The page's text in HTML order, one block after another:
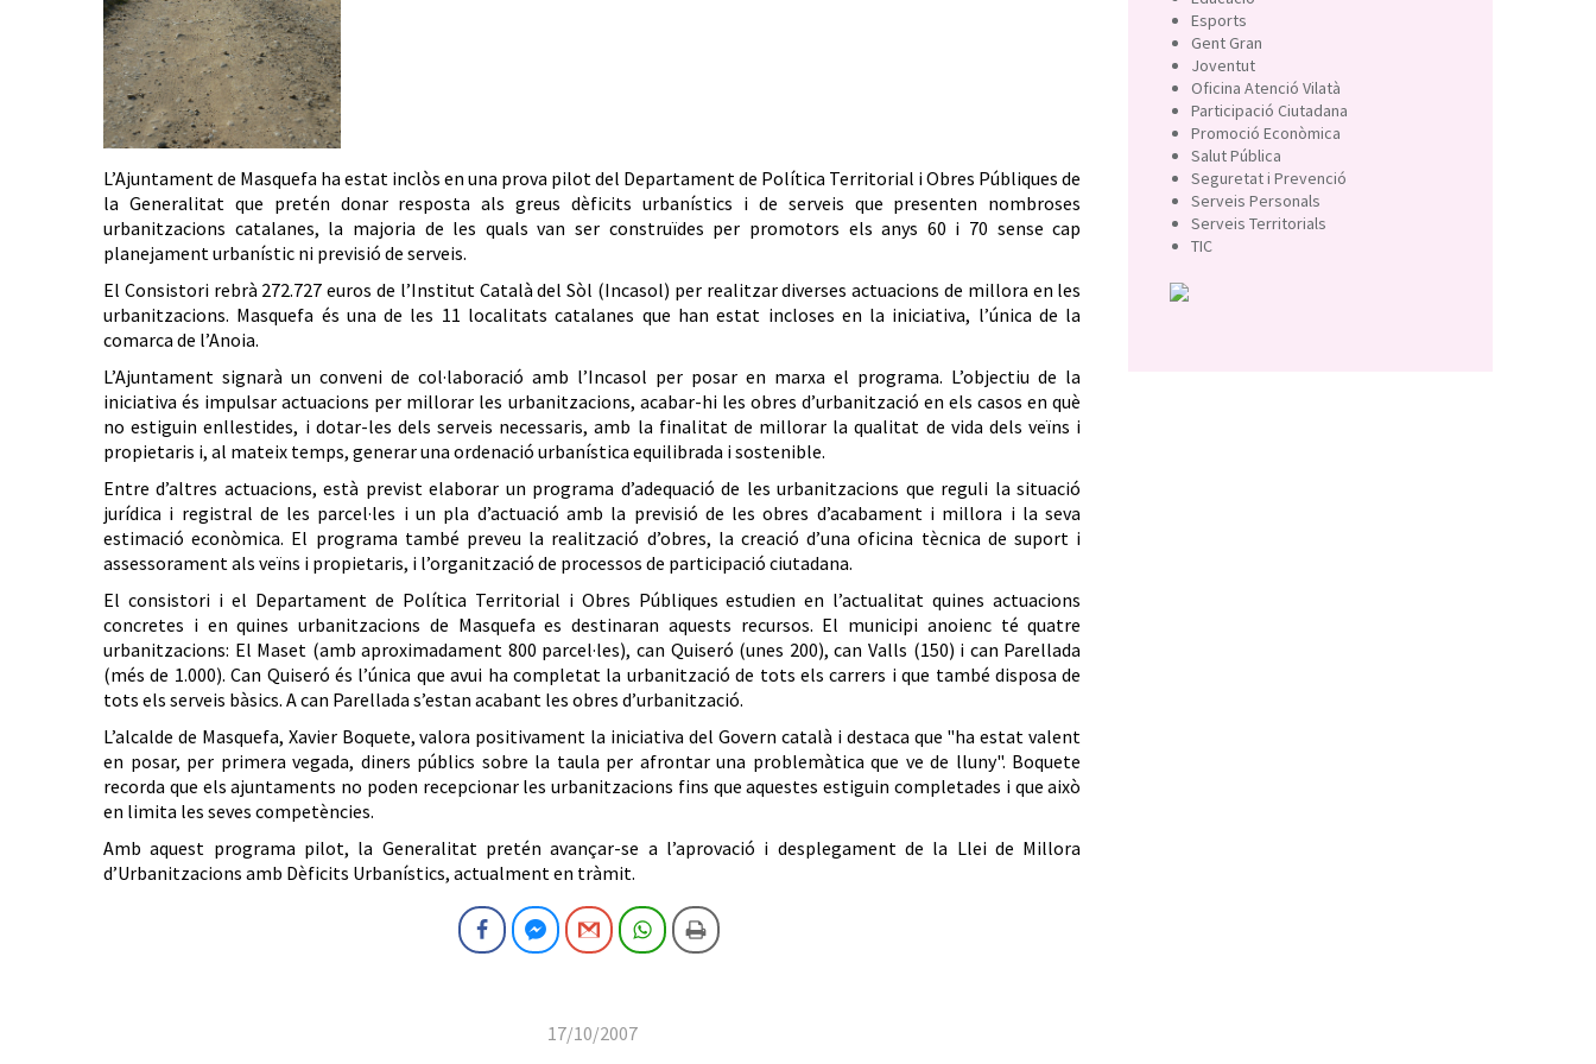
L’Ajuntament de Masquefa ha estat inclòs en una prova pilot del Departament de Política Territorial i Obres Públiques de
la Generalitat que pretén donar resposta als greus dèficits urbanístics i de serveis que presenten nombroses
urbanitzacions catalanes, la majoria de les quals van ser construïdes per promotors els anys 60 i 70 sense cap
planejament urbanístic ni previsió de serveis.
El Consistori rebrà 272.727 euros de l’Institut Català del Sòl (Incasol) per realitzar diverses actuacions de millora en les
urbanitzacions. Masquefa és una de les 11 localitats catalanes que han estat incloses en la iniciativa, l’única de la
comarca de l’Anoia.
L’Ajuntament signarà un conveni de col·laboració amb l’Incasol per posar en marxa el programa. L’objectiu de la
iniciativa és impulsar actuacions per millorar les urbanitzacions, acabar-hi les obres d’urbanització en els casos en què
no estiguin enllestides, i dotar-les dels serveis necessaris, amb la finalitat de millorar la qualitat de vida dels veïns i
propietaris i, al mateix temps, generar una ordenació urbanística equilibrada i sostenible.
Entre d’altres actuacions, està previst elaborar un programa d’adequació de les urbanitzacions que reguli la situació
jurídica i registral de les parcel·les i un pla d’actuació amb la previsió de les obres d’acabament i millora i la seva
estimació econòmica. El programa també preveu la realització d’obres, la creació d’una oficina tècnica de suport i
assessorament als veïns i propietaris, i l’organització de processos de participació ciutadana.
El consistori i el Departament de Política Territorial i Obres Públiques estudien en l’actualitat quines actuacions
concretes i en quines urbanitzacions de Masquefa es destinaran aquests recursos. El municipi anoienc té quatre
urbanitzacions: El Maset (amb aproximadament 800 parcel·les), can Quiseró (unes 200), can Valls (150) i can Parellada
(més de 1.000). Can Quiseró és l’única que avui ha completat la urbanització de tots els carrers i que també disposa de
tots els serveis bàsics. A can Parellada s’estan acabant les obres d’urbanització.
L’alcalde de Masquefa, Xavier Boquete, valora positivament la iniciativa del Govern català i destaca que "ha estat valent
en posar, per primera vegada, diners públics sobre la taula per afrontar una problemàtica que ve de lluny". Boquete
recorda que els ajuntaments no poden recepcionar les urbanitzacions fins que aquestes estiguin completades i que això
en limita les seves competències.
Amb aquest programa pilot, la Generalitat pretén avançar-se a l’aprovació i desplegament de la Llei de Millora
d’Urbanitzacions amb Dèficits Urbanístics, actualment en tràmit.
FacebookFacebook Messenger
Gmail WhatsAppImprimeix
17/10/2007
Esports
Gent Gran
Joventut
Oficina Atenció Vilatà
Participació Ciutadana
Promoció Econòmica
Salut Pública
Seguretat i Prevenció
Serveis Personals
Serveis Territorials
TIC